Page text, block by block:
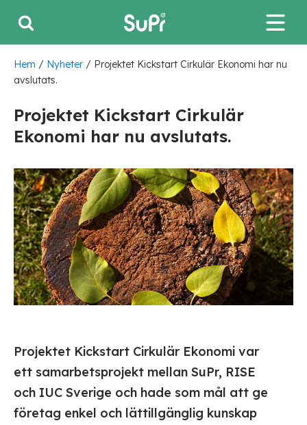
Hem / Nyheter / Projektet Kickstart Cirkulär Ekonomi har nu
avslutats.
Projektet Kickstart Cirkulär
Ekonomi har nu avslutats.
Projektet Kickstart Cirkulär Ekonomi var
ett samarbetsprojekt mellan SuPr, RISE
och IUC Sverige och hade som mål att ge
företag enkel och lättillgänglig kunskap